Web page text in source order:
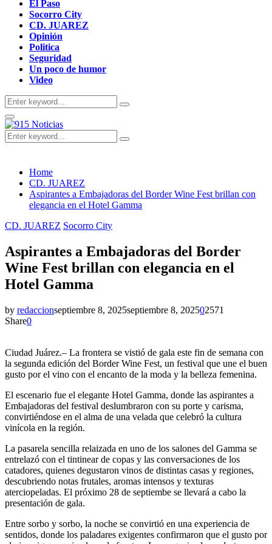
El Paso
Socorro City
CD. JUAREZ
Opinión
Politica
Seguridad
Un poco de humor
Video
Search
for:
Search
Primary
Menu
Search
for:
Search
Home
CD. JUAREZ
Aspirantes a Embajadoras del Border Wine Fest brillan con
elegancia en el Hotel Gamma
CD. JUAREZ Socorro City
Aspirantes a Embajadoras del Border
Wine Fest brillan con elegancia en el
Hotel Gamma
by redaccionseptiembre 8, 2025septiembre 8, 202502571
Share0
Ciudad Juárez.– La frontera se vistió de gala este fin de semana con
la segunda edición del Border Wine Fest, un festival que une el buen
gusto por el vino con el encanto de la moda y la belleza femenina.
El escenario fue el elegante Hotel Gamma, donde las aspirantes a
Embajadoras del festival deslumbraron con su porte y carisma,
convirtiéndose en el alma de una velada que celebró la cultura
vinícola en la región.
La pasarela sencilla relaizada en uno de los salones del Gamma se
entrelazó con el tintinear de copas y las conversaciones de los
catadores, quienes degustaron vinos de distintas casas y regiones,
descubriendo notas frutales, aromas intensos y texturas
aterciopeladas. El próximo 28 de septiembe se llevará a cabo la
presentación de gala.
Entre sorbo y sorbo, la noche se convirtió en una experiencia de
sentidos, donde los paladares exigentes confirmaron que el gusto por